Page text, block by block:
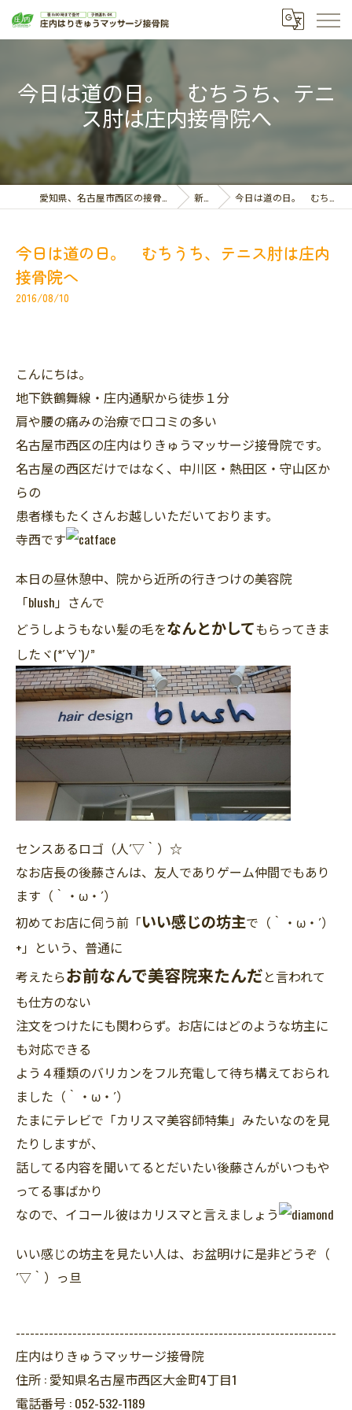
今日は道の日。 むちうち、テニ
ス肘は庄内接骨院へ
新着情報 今日は道の日。 むちうち、テニス肘は庄内接骨院へ
今日は道の日。 むちうち、テニス肘は庄内
接骨院へ
2016/08/10
こんにちは。
地下鉄鶴舞線・庄内通駅から徒歩１分
肩や腰の痛みの治療で口コミの多い
名古屋市西区の庄内はりきゅうマッサージ接骨院です。
名古屋の西区だけではなく、中川区・熱田区・守山区か
らの
患者様もたくさんお越しいただいております。
寺西です
本日の昼休憩中、院から近所の行きつけの美容院
「blush」さんで
どうしようもない髪の毛をなんとかしてもらってきま
したヾ(*´∀`)ﾉ”
センスあるロゴ（人´▽｀）☆
なお店長の後藤さんは、友人でありゲーム仲間でもあり
ます（｀・ω・´）
初めてお店に伺う前「いい感じの坊主で（｀・ω・´）
+」という、普通に
考えたらお前なんで美容院来たんだと言われて
も仕方のない
注文をつけたにも関わらず。お店にはどのような坊主に
も対応できる
よう４種類のバリカンをフル充電して待ち構えておられ
ました（｀・ω・´）
たまにテレビで「カリスマ美容師特集」みたいなのを見
たりしますが、
話してる内容を聞いてるとだいたい後藤さんがいつもや
ってる事ばかり
なので、イコール彼はカリスマと言えましょう
いい感じの坊主を見たい人は、お盆明けに是非どうぞ（
´▽｀）っ旦
--------------------------------------------------------------------
庄内はりきゅうマッサージ接骨院
住所 : 愛知県名古屋市西区大金町4丁目1
電話番号 : 052-532-1189